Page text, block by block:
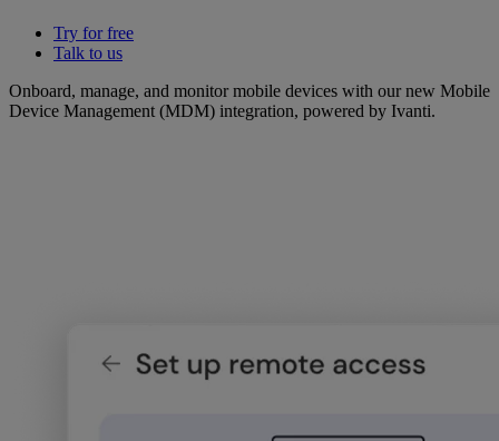
Try for free
Talk to us
Onboard, manage, and monitor mobile devices with our new Mobile
Device Management (MDM) integration, powered by Ivanti.